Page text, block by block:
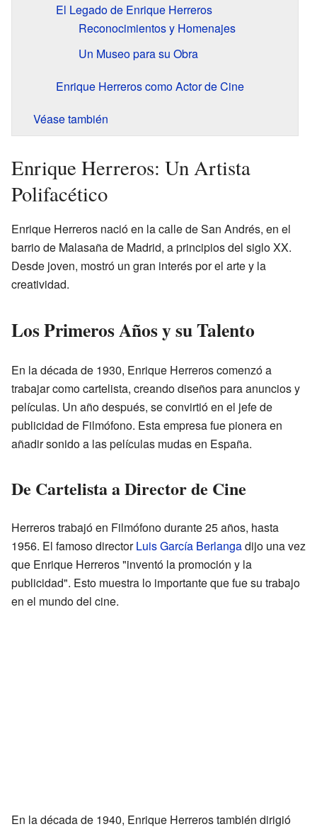
El Legado de Enrique Herreros
Reconocimientos y Homenajes
Un Museo para su Obra
Enrique Herreros como Actor de Cine
Véase también
Enrique Herreros: Un Artista
Polifacético
Enrique Herreros nació en la calle de San Andrés, en el
barrio de Malasaña de Madrid, a principios del siglo XX.
Desde joven, mostró un gran interés por el arte y la
creatividad.
Los Primeros Años y su Talento
En la década de 1930, Enrique Herreros comenzó a
trabajar como cartelista, creando diseños para anuncios y
películas. Un año después, se convirtió en el jefe de
publicidad de Filmófono. Esta empresa fue pionera en
añadir sonido a las películas mudas en España.
De Cartelista a Director de Cine
Herreros trabajó en Filmófono durante 25 años, hasta
1956. El famoso directorLuis García Berlangadijo una vez
que Enrique Herreros "inventó la promoción y la
publicidad". Esto muestra lo importante que fue su trabajo
en el mundo del cine.
En la década de 1940, Enrique Herreros también dirigió